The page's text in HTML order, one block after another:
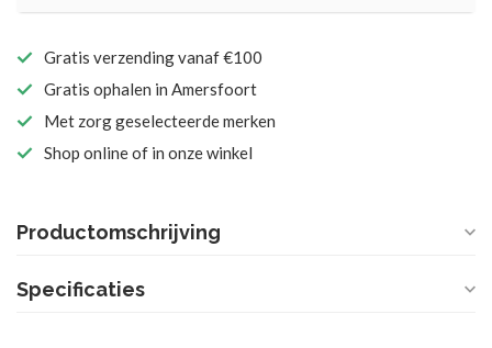
Gratis verzending vanaf €100
Gratis ophalen in Amersfoort
Met zorg geselecteerde merken
Shop online of in onze winkel
Productomschrijving
Specificaties